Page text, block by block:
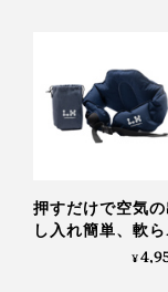
その他160ヶ所
2007年にグッ
ードを受賞してい
場合、初日は15
１週間後には1
押すだけで空気の
し入れ簡単、軟ら
さ自在な「腰エ
¥